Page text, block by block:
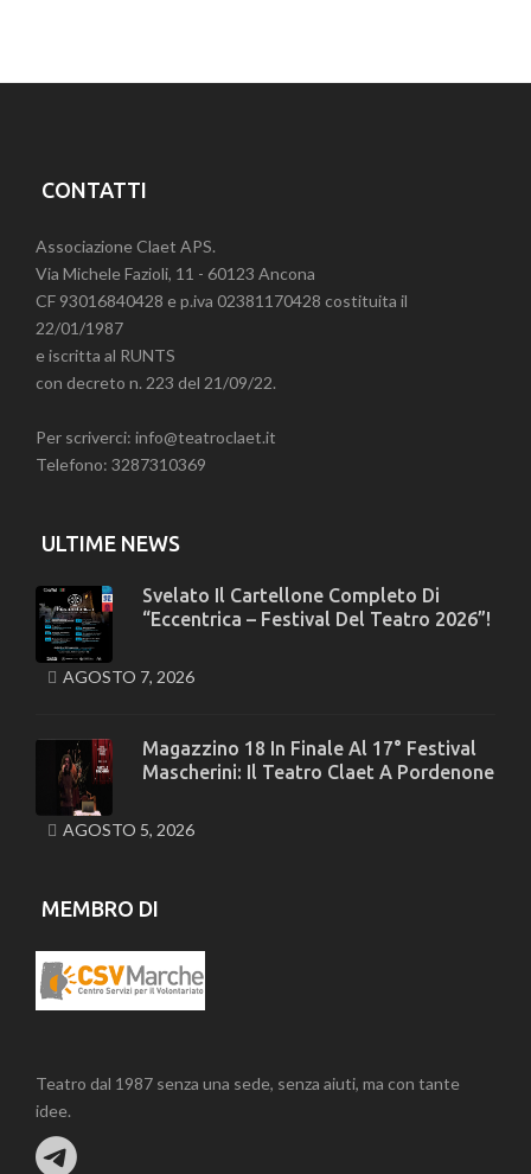
CONTATTI
Associazione Claet APS.
Via Michele Fazioli, 11 - 60123 Ancona
CF 93016840428 e p.iva 02381170428 costituita il
22/01/1987
e iscritta al RUNTS
con decreto n. 223 del 21/09/22.
Per scriverci: info@teatroclaet.it
Telefono: 3287310369
ULTIME NEWS
Svelato Il Cartellone Completo Di
“Eccentrica – Festival Del Teatro 2026”!
AGOSTO 7, 2026
Magazzino 18 In Finale Al 17° Festival
Mascherini: Il Teatro Claet A Pordenone
AGOSTO 5, 2026
MEMBRO DI
Teatro dal 1987 senza una sede, senza aiuti, ma con tante
idee.